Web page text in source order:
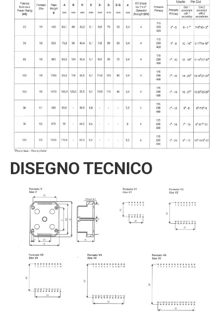
DISEGNO TECNICO